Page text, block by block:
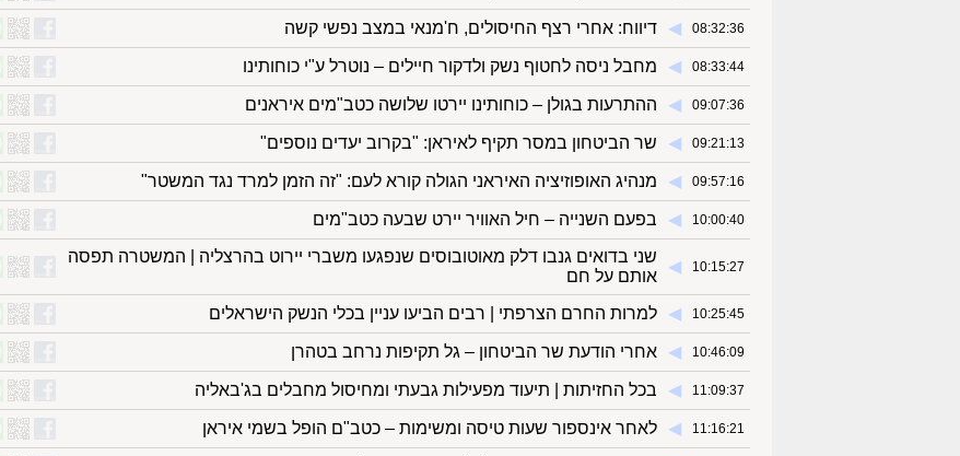
08:32:36
◀︎ דיווח: אחרי רצף החיסולים, ח'מנאי במצב נפשי קשה
08:33:44
◀︎ מחבל ניסה לחטוף נשק ולדקור חיילים – נוטרל ע"י כוחותינו
09:07:36
◀︎ ההתרעות בגולן – כוחותינו יירטו שלושה כטב"מים איראנים
09:21:13
◀︎ שר הביטחון במסר תקיף לאיראן: "בקרוב יעדים נוספים"
09:57:16
◀︎ מנהיג האופוזיציה האיראני הגולה קורא לעם: "זה הזמן למרד נגד המשטר"
10:00:40
◀︎ בפעם השנייה – חיל האוויר יירט שבעה כטב"מים
10:15:27
◀︎
שני בדואים גנבו דלק מאוטובוסים שנפגעו משברי יירוט בהרצליה | המשטרה תפסה
אותם על חם
10:25:45
◀︎ למרות החרם הצרפתי | רבים הביעו עניין בכלי הנשק הישראלים
10:46:09
◀︎ אחרי הודעת שר הביטחון – גל תקיפות נרחב בטהרן
11:09:37
◀︎ בכל החזיתות | תיעוד מפעילות גבעתי ומחיסול מחבלים בג'באליה
11:16:21
◀︎ לאחר אינספור שעות טיסה ומשימות – כטב"ם הופל בשמי איראן